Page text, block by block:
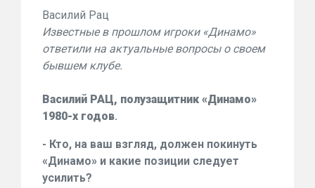
Василий Рац
Известные в прошлом игроки «Динамо»
ответили на актуальные вопросы о своем
бывшем клубе.
Василий РАЦ, полузащитник «Динамо»
1980-х годов.
- Кто, на ваш взгляд, должен покинуть
«Динамо» и какие позиции следует
усилить?